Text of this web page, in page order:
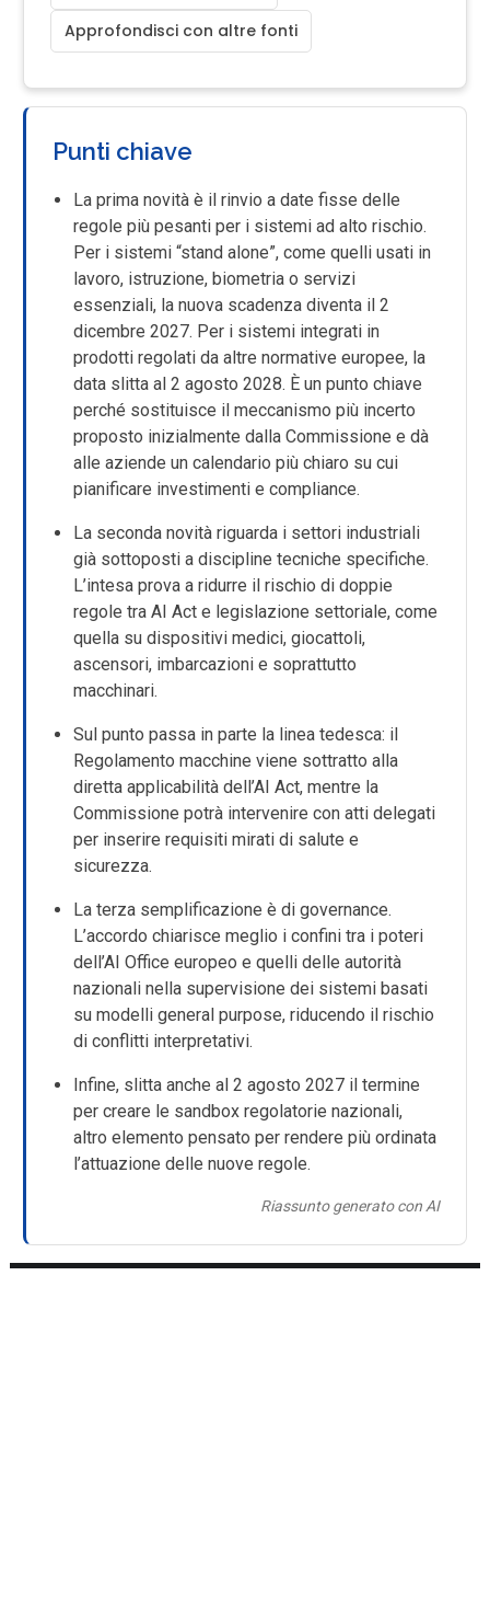
Approfondisci con altre fonti
Punti chiave
La prima novità è il rinvio a date fisse delle
regole più pesanti per i sistemi ad alto rischio.
Per i sistemi “stand alone”, come quelli usati in
lavoro, istruzione, biometria o servizi
essenziali, la nuova scadenza diventa il 2
dicembre 2027. Per i sistemi integrati in
prodotti regolati da altre normative europee, la
data slitta al 2 agosto 2028. È un punto chiave
perché sostituisce il meccanismo più incerto
proposto inizialmente dalla Commissione e dà
alle aziende un calendario più chiaro su cui
pianificare investimenti e compliance.
La seconda novità riguarda i settori industriali
già sottoposti a discipline tecniche specifiche.
L’intesa prova a ridurre il rischio di doppie
regole tra AI Act e legislazione settoriale, come
quella su dispositivi medici, giocattoli,
ascensori, imbarcazioni e soprattutto
macchinari.
Sul punto passa in parte la linea tedesca: il
Regolamento macchine viene sottratto alla
diretta applicabilità dell’AI Act, mentre la
Commissione potrà intervenire con atti delegati
per inserire requisiti mirati di salute e
sicurezza.
La terza semplificazione è di governance.
L’accordo chiarisce meglio i confini tra i poteri
dell’AI Office europeo e quelli delle autorità
nazionali nella supervisione dei sistemi basati
su modelli general purpose, riducendo il rischio
di conflitti interpretativi.
Infine, slitta anche al 2 agosto 2027 il termine
per creare le sandbox regolatorie nazionali,
altro elemento pensato per rendere più ordinata
l’attuazione delle nuove regole.
Riassunto generato con AI